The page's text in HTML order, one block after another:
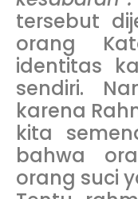
tersebut
orang
identitas
sendiri.
karena
kita
bahwa
orang suci